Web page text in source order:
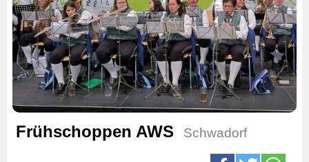
Frühschoppen AWS Schwadorf